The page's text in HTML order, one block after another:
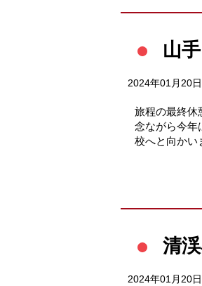
山
2024年01月20
旅程の最終休
念ながら今年
校へと向かい
清
2024年01月20